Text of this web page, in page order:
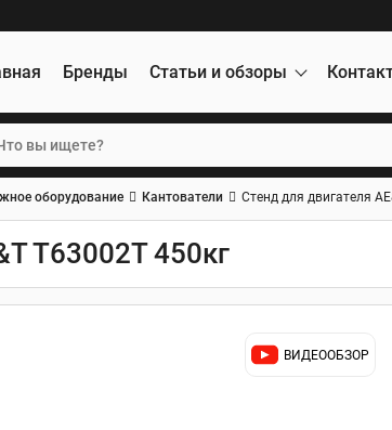
Бренды Статьи и обзоры
оборудование Кантователи Стенд для двигателя
T63002T 450кг
ВИДЕООБЗОР